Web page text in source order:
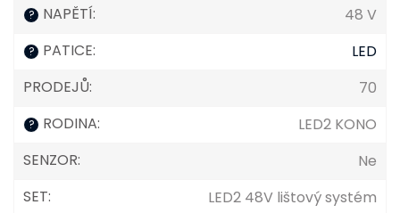
? NAPĚTÍ: 48 V
? PATICE:
LED
PRODEJŮ: 70
? RODINA:
LED2 KONO
SENZOR:
Ne
SET: LED2 48V lištový systém